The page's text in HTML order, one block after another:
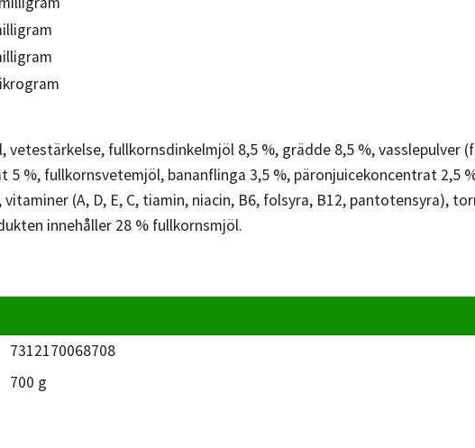
vetestärkelse, fullkornsdinkelmjöl 8,5 %, grädde 8,5 %, vasslepulver
5 %, fullkornsvetemjöl, bananflinga 3,5 %, päronjuicekoncentrat 2,5
(A, D, E, C, tiamin, niacin, B6, folsyra, B12, pantotensyra),
innehåller 28 % fullkornsmjöl.
7312170068708
700 g